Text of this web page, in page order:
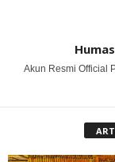
Akun Resmi Official